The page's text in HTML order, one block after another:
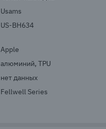
Usams
US-BH634
Apple
алюминий, TPU
нет данных
Fellwell Series